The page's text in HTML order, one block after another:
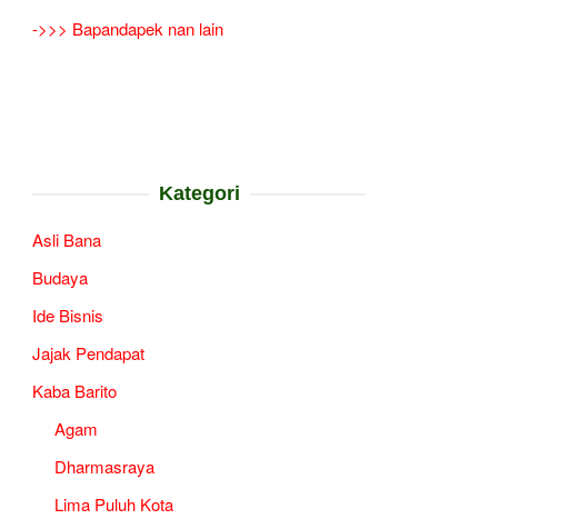
->>> Bapandapek nan lain
Kategori
Asli Bana
Budaya
Ide Bisnis
Jajak Pendapat
Kaba Barito
Agam
Dharmasraya
Lima Puluh Kota